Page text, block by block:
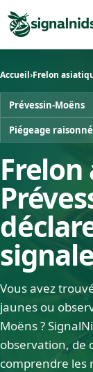
Accueil›Frelon
Prévessin-Moëns
Piégeage raisonné
Vous avez
jaunes ou
Moëns ?
observation, de
comprendre les